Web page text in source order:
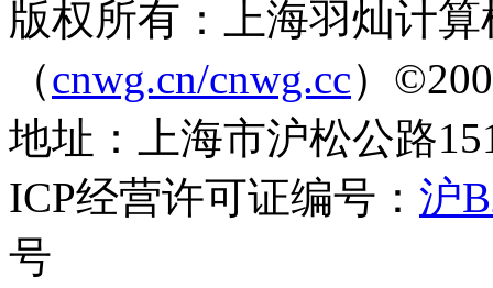
版权所有：上海羽灿计
（cnwg.cn/cnwg.cc）
地址：上海市沪松公路
ICP经营许可证编号： 沪
号